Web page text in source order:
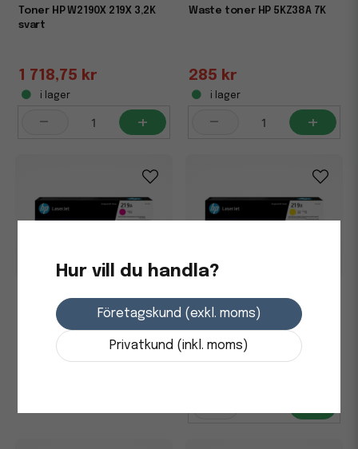
Toner HP W2190X 219X 3,2K
svart
1 718,75 kr
i lager
- +
Waste toner HP 5KZ38A 7K
285 kr
i lager
- +
magenta
1 190 kr 1 631,25 kr
Hur vill du handla?
Företagskund (exkl. moms)
Privatkund (inkl. moms)